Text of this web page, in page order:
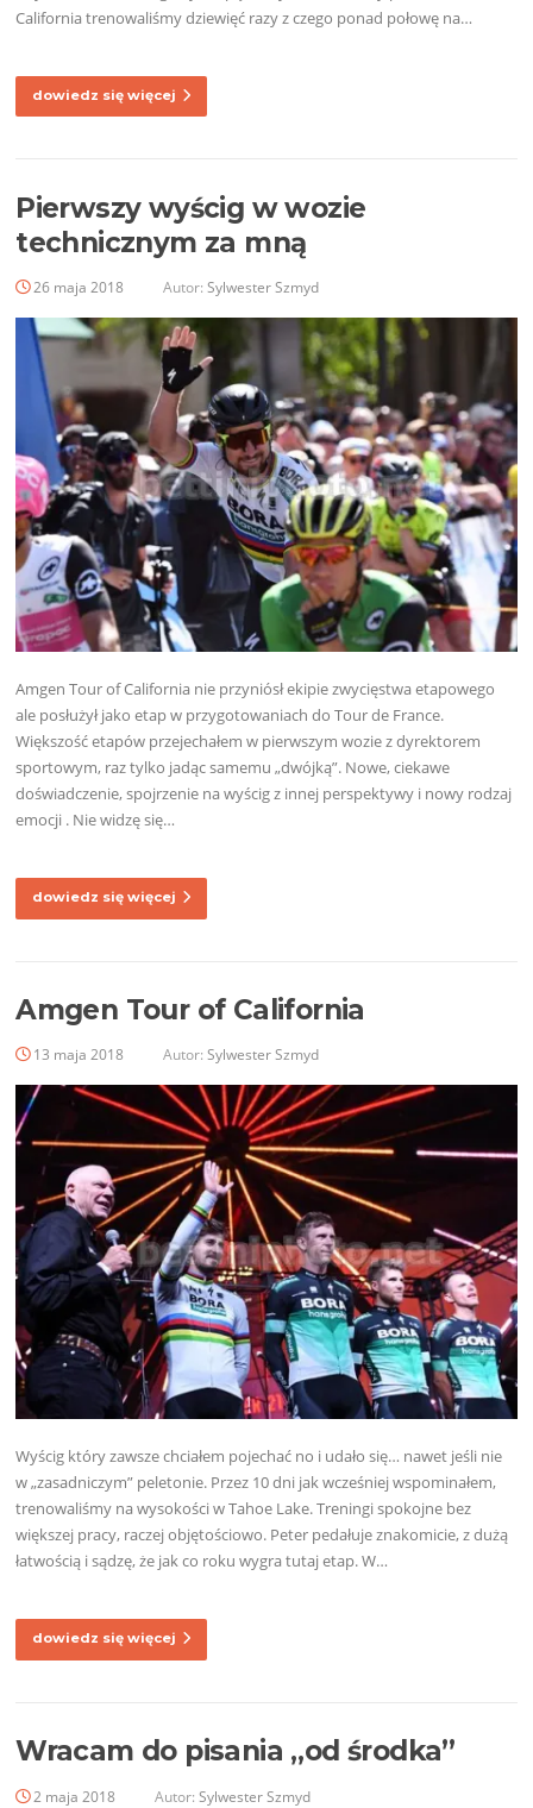
California trenowaliśmy dziewięć razy z czego ponad połowę na…
dowiedz się więcej
Pierwszy wyścig w wozie
technicznym za mną
26 maja 2018 Autor:Sylwester Szmyd
Amgen Tour of California nie przyniósł ekipie zwycięstwa etapowego
ale posłużył jako etap w przygotowaniach do Tour de France.
Większość etapów przejechałem w pierwszym wozie z dyrektorem
sportowym, raz tylko jadąc samemu „dwójką”. Nowe, ciekawe
doświadczenie, spojrzenie na wyścig z innej perspektywy i nowy rodzaj
emocji . Nie widzę się…
dowiedz się więcej
Amgen Tour of California
13 maja 2018 Autor:Sylwester Szmyd
Wyścig który zawsze chciałem pojechać no i udało się… nawet jeśli nie
w „zasadniczym” peletonie. Przez 10 dni jak wcześniej wspominałem,
trenowaliśmy na wysokości w Tahoe Lake. Treningi spokojne bez
większej pracy, raczej objętościowo. Peter pedałuje znakomicie, z dużą
łatwością i sądzę, że jak co roku wygra tutaj etap. W…
dowiedz się więcej
Wracam do pisania „od środka”
2 maja 2018 Autor:Sylwester Szmyd